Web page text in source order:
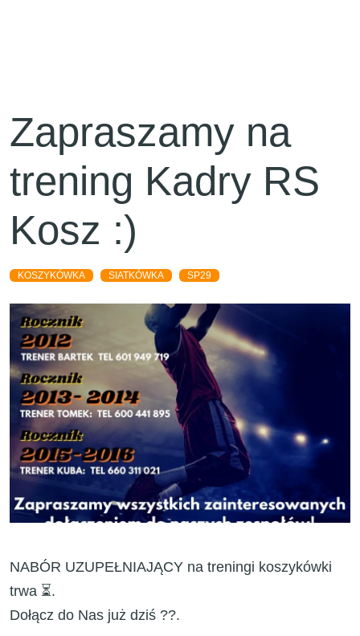
Zapraszamy na
trening Kadry RS
Kosz :)
KOSZYKÓWKA SIATKÓWKA SP29
NABÓR UZUPEŁNIAJĄCY na treningi koszykówki
trwa ⏳.
Dołącz do Nas już dziś ??.